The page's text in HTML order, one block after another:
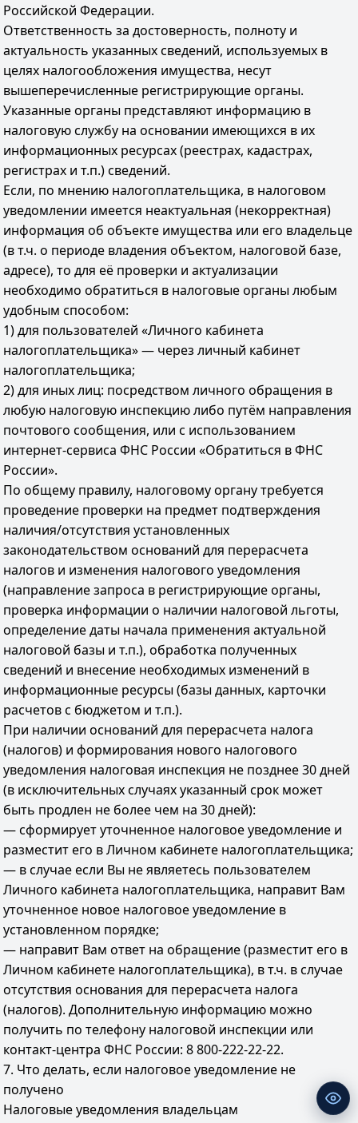
Российской Федерации.
Ответственность за достоверность, полноту и
актуальность указанных сведений, используемых в
целях налогообложения имущества, несут
вышеперечисленные регистрирующие органы.
Указанные органы представляют информацию в
налоговую службу на основании имеющихся в их
информационных ресурсах (реестрах, кадастрах,
регистрах и т.п.) сведений.
Если, по мнению налогоплательщика, в налоговом
уведомлении имеется неактуальная (некорректная)
информация об объекте имущества или его владельце
(в т.ч. о периоде владения объектом, налоговой базе,
адресе), то для её проверки и актуализации
необходимо обратиться в налоговые органы любым
удобным способом:
1) для пользователей «Личного кабинета
налогоплательщика» — через личный кабинет
налогоплательщика;
2) для иных лиц: посредством личного обращения в
любую налоговую инспекцию либо путём направления
почтового сообщения, или с использованием
интернет-сервиса ФНС России «Обратиться в ФНС
России».
По общему правилу, налоговому органу требуется
проведение проверки на предмет подтверждения
наличия/отсутствия установленных
законодательством оснований для перерасчета
налогов и изменения налогового уведомления
(направление запроса в регистрирующие органы,
проверка информации о наличии налоговой льготы,
определение даты начала применения актуальной
налоговой базы и т.п.), обработка полученных
сведений и внесение необходимых изменений в
информационные ресурсы (базы данных, карточки
расчетов с бюджетом и т.п.).
При наличии оснований для перерасчета налога
(налогов) и формирования нового налогового
уведомления налоговая инспекция не позднее 30 дней
(в исключительных случаях указанный срок может
быть продлен не более чем на 30 дней):
— сформирует уточненное налоговое уведомление и
разместит его в Личном кабинете налогоплательщика;
— в случае если Вы не являетесь пользователем
Личного кабинета налогоплательщика, направит Вам
уточненное новое налоговое уведомление в
установленном порядке;
— направит Вам ответ на обращение (разместит его в
Личном кабинете налогоплательщика), в т.ч. в случае
отсутствия основания для перерасчета налога
(налогов). Дополнительную информацию можно
получить по телефону налоговой инспекции или
контакт-центра ФНС России: 8 800-222-22-22.
7. Что делать, если налоговое уведомление не
получено
Налоговые уведомления владельцам